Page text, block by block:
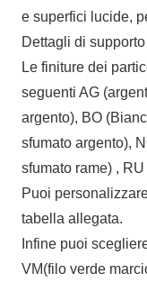
e superfici lucide,
Dettagli di
Le finiture dei
seguenti AG
argento), BO
sfumato argento),
sfumato rame) ,
Puoi
tabella allegata.
Infine puoi
VM(filo verde